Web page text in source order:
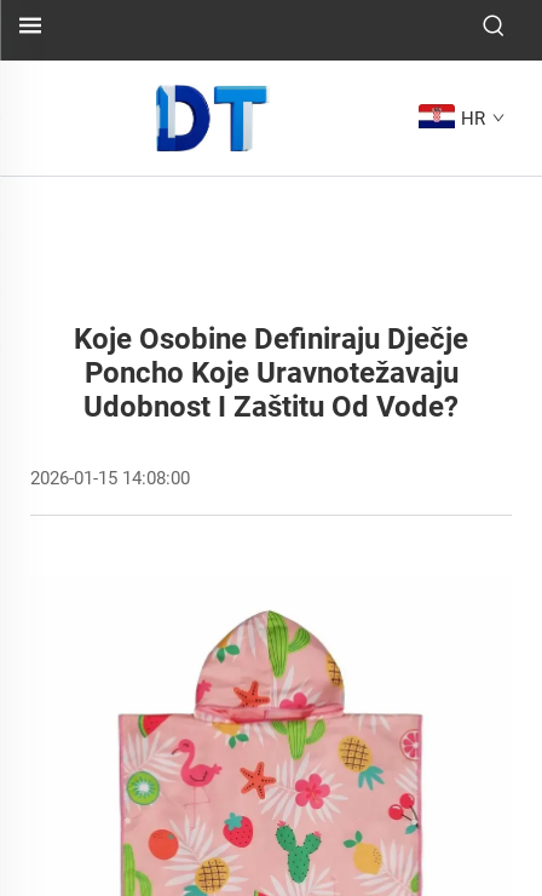
HR
Koje Osobine Definiraju Dječje
Poncho Koje Uravnotežavaju
Udobnost I Zaštitu Od Vode?
2026-01-15 14:08:00